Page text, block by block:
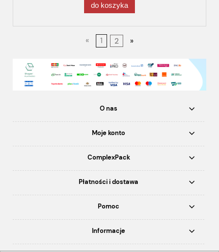
do koszyka
« 1 2 »
O nas
Moje konto
ComplexPack
Płatności i dostawa
Pomoc
Informacje